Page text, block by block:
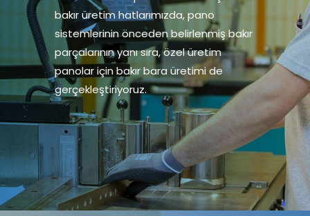
bakır üretim hatlarımızda, pano
sistemlerinin önceden belirlenmiş bakır
parçalarının yanı sıra, özel üretim
panolar için bakır bara üretimi de
gerçekleştiriyoruz.